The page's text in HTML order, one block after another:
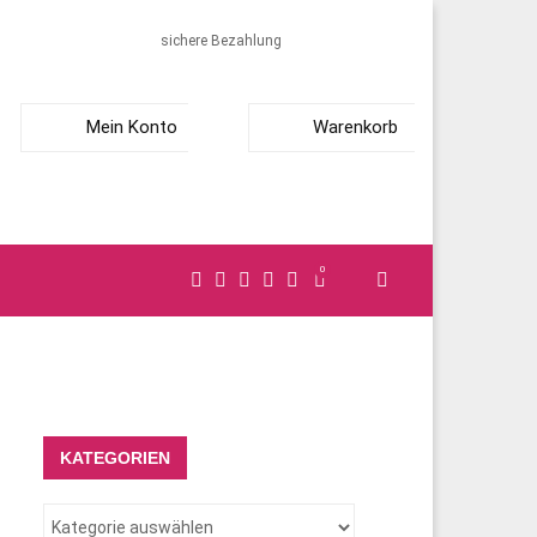
sichere Bezahlung
Mein Konto Warenkorb
0
KATEGORIEN